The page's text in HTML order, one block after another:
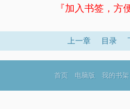
『加入书签，方
上一章 目录
首页 电脑版 我的书架